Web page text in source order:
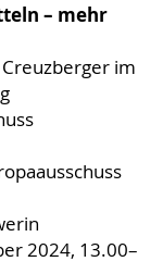
– mehr
im
2024, 13.00–